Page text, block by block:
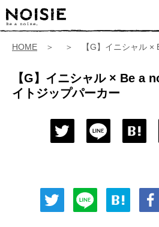
HOME ＞ ＞ 【G】イニシャル × Be a noise.
【G】イニシャル × Be a
イトジップパーカー